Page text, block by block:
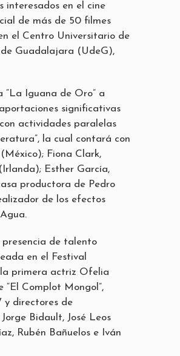
interesados en el cine
de más de 50 filmes
el Centro Universitario de
Guadalajara (UdeG),
“La Iguana de Oro” a
significativas
actividades paralelas
la cual contará con
Fiona Clark,
Esther García,
productora de Pedro
de los efectos
de talento
en el Festival
primera actriz Ofelia
Complot Mongol”,
y directores de
Bidault, José Leos
Rubén Bañuelos e Iván